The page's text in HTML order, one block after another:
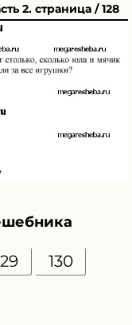
2. страница / 128
130